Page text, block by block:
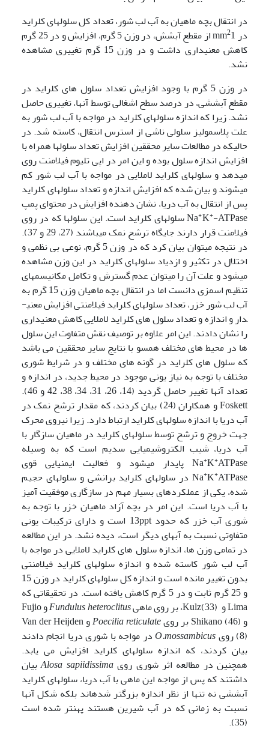
در انتقال بچه ماهیان به آب لب شور، تعداد کل سلولهای کلراید
در mm
2
1 از مقطع آبشش، در وزن 5 گرم، افزایش و در 25 گرم
کاهش معنی­داری داشت و در وزن 15 گرم تغییری مشاهده
نشد.
در وزن 5 گرم با وجود افزایش تعداد سلول های کلراید در
مقطع آبششی، در درصد سطح اشغالی توسط آنها، تغییری حاصل
نشد. زیرا که اندازه سلولهای کلراید در مواجه با آب لب شور به
علت پلاسمولیز سلولی ناشی از استرس انتقال، کاسته شد. در
حالیکه در مطالعات سایر محققین افزایش تعداد سلولها همراه با
افزایش اندازه سلول بوده و این امر در اپی تلیوم فیلامنت روی
می­دهد و سلول­های کلراید لاملایی در مواجه با آب لب شور کم
می­شوند و بیان شده که افزایش اندازه و تعداد سلولهای کلراید
پس از انتقال به آب دریا، نشان دهنده افزایش در محتوای پمپ
Na+,K+
-ATPase سلولهای کلراید است. این سلولها که در روی
فیلامنت قرار دارند جایگاه ترشح نمک می­باشند (27، 29 و 37).
در نتیجه می­توان بیان کرد که در وزن 5 گرم، نوعی بی نظمی و
اختلال در تکثیر و ازدیاد سلولهای کلراید در این وزن مشاهده
می­شود و علت آن را می­توان عدم گسترش و تکامل مکانیسم­های
تنظیم اسمزی دانست اما در انتقال بچه ماهیان وزن 15 گرم به
آب لب شور خزر، تعداد سلولهای کلراید فیلامنتی افزایش معنی­
دار و اندازه و تعداد سلول های کلراید لاملایی کاهش معنی­داری
را نشان دادند. این امر علاوه بر توصیف نقش متفاوت این سلول
ها در محیط های مختلف همسو با نتایج سایر محققین می باشد
که سلول های کلراید در گونه های مختلف و در شرایط شوری
مختلف با توجه به نیاز یونی موجود در محیط جدید، در اندازه و
تعداد آنها تغییر حاصل گردید (14، 26، 31، 34، 38، 42 و 46).
Foskett و همکاران (24) بیان کردند، که مقدار ترشح نمک در
آب دریا با اندازه سلولهای کلراید ارتباط دارد. زیرا نیروی محرک
جهت خروج و ترشح توسط سلولهای کلراید در ماهیان سازگار با
آب دریا، شیب الکتروشیمیایی سدیم است که به وسیله
Na+K+
ATPase پایدار می­شود و فعالیت ایمنیایی قوی
Na+K+
ATPase در سلولهای کلراید برانشی و سلولهای حجیم
شده، یکی از عملکردهای بسیار مهم در سازگاری موفقیت آمیز
با آب دریا است. این امر در بچه آزاد ماهیان خزر با توجه به
شوری آب خزر که حدود 13ppt است و دارای ترکیبات یونی
متفاوتی نسبت به آبهای دیگر است، دیده نشد. در این مطالعه
در تمامی وزن ها، اندازه سلول های کلراید لاملایی در مواجه با
آب لب شور کاسته شده و اندازه سلولهای کلراید فیلامنتی
بدون تغییر مانده است و اندازه کل سلول­های کلراید در وزن 15
و 25 گرم ثابت و در 5 گرم کاهش یافته است. در تحقیقاتی که
Lima و Kulz(33)، بر روی ماهی
Fundulusheteroclitus
و Fujio
و Shikano (46) بر روی
Poeciliareticulate
و Van der Heijden
(8) روی
O.mossambicusدر مواجه با شوری دریا انجام دادند
بیان کردند، که اندازه سلولهای کلراید افزایش می یابد.
همچنین در مطالعه اثر شوری رویAlosa sapiidissimaبیان
داشتند که پس از مواجه این ماهی با آب دریا، سلولهای کلراید
آبششی نه تنها از نظر اندازه بزرگ­تر شده­اند بلکه شکل آنها
نسبت به زمانی که در آب شیرین هستند پهن­تر شده است
(35).